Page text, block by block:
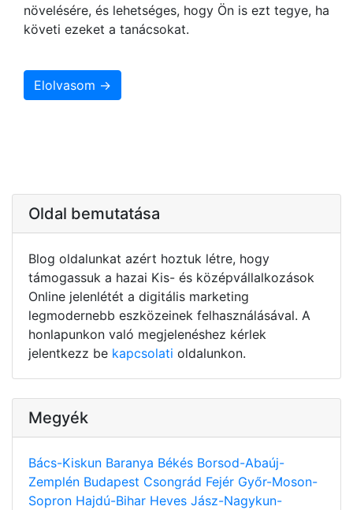
növelésére, és lehetséges, hogy Ön is ezt tegye, ha
követi ezeket a tanácsokat.
Elolvasom →
Oldal bemutatása
Blog oldalunkat azért hoztuk létre, hogy
támogassuk a hazai Kis- és középvállalkozások
Online jelenlétét a digitális marketing
legmodernebb eszközeinek felhasználásával. A
honlapunkon való megjelenéshez kérlek
jelentkezz be kapcsolati oldalunkon.
Megyék
Bács-Kiskun Baranya Békés Borsod-Abaúj-
Zemplén Budapest Csongrád Fejér Győr-Moson-
Sopron Hajdú-Bihar Heves Jász-Nagykun-